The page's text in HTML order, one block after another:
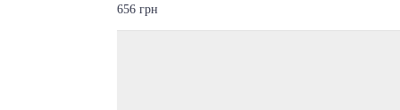
656 грн